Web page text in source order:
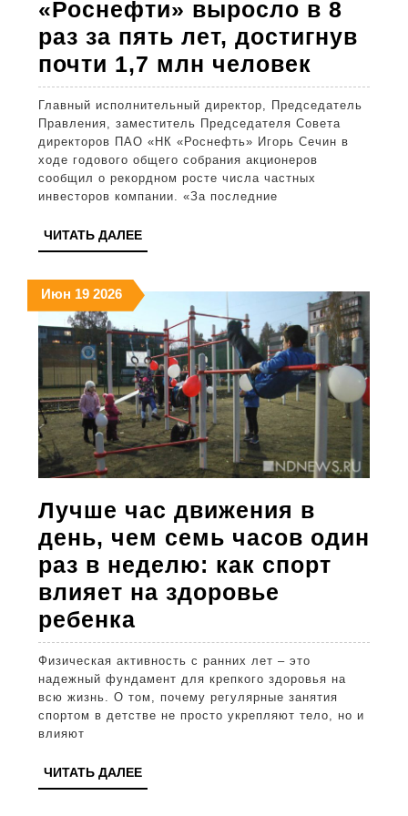
«Роснефти» выросло в 8
раз за пять лет, достигнув
почти 1,7 млн человек
Сечин:
раз
за
пять
лет,
почти
1,7
млн
Главный исполнительный директор, Председатель
Правления, заместитель Председателя Совета
директоров ПАО «НК «Роснефть» Игорь Сечин в
ходе годового общего собрания акционеров
сообщил о рекордном росте числа частных
инвесторов компании. «За последние
ЧИТАТЬ ДАЛЕЕЧИТАТЬ
ДАЛЕЕ
Июн 19.06.2026
1919.06.2026
202619.06.2026
Лучше час движения в
день, чем семь часов один
раз в неделю: как спорт
влияет на здоровье
ребенка
час
движения
в
день,
семь
Физическая активность с ранних лет – это
надежный фундамент для крепкого здоровья на
всю жизнь. О том, почему регулярные занятия
спортом в детстве не просто укрепляют тело, но и
влияют
ЧИТАТЬ ДАЛЕЕЧИТАТЬ
ДАЛЕЕ